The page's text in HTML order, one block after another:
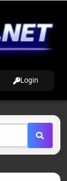
Login